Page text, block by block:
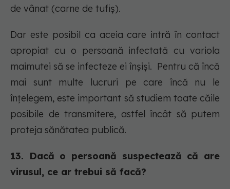
de vânat (carne de tufiș).
Dar este posibil ca aceia care intră în contact
apropiat cu o persoană infectată cu variola
maimutei să se infecteze ei înșiși. Pentru că încă
mai sunt multe lucruri pe care încă nu le
înțelegem, este important să studiem toate căile
posibile de transmitere, astfel încât să putem
proteja sănătatea publică.
13. Dacă o persoană suspectează că are
virusul, ce ar trebui să facă?